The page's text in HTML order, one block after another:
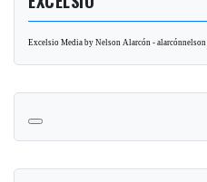
Excelsio Media by Nelson Alarcón - alarcónnelson